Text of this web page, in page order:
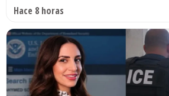
Hace 8 horas